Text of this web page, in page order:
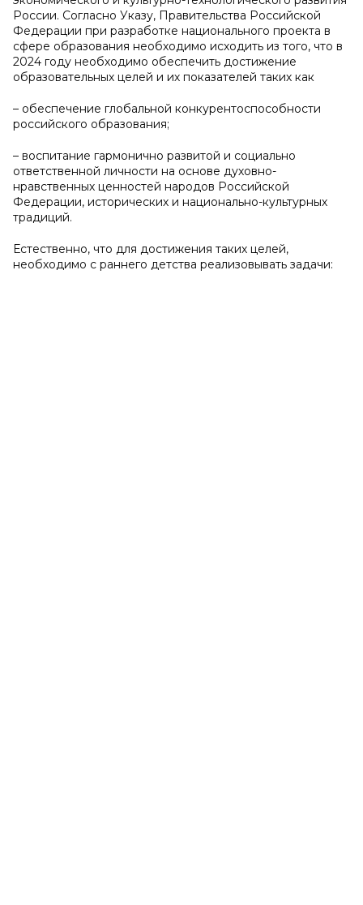
России. Согласно Указу, Правительства Российской
Федерации при разработке национального проекта в
сфере образования необходимо исходить из того, что в
2024 году необходимо обеспечить достижение
образовательных целей и их показателей таких как
– обеспечение глобальной конкурентоспособности
российского образования;
– воспитание гармонично развитой и социально
ответственной личности на основе духовно-
нравственных ценностей народов Российской
Федерации, исторических и национально-культурных
традиций.
Естественно, что для достижения таких целей,
необходимо с раннего детства реализовывать задачи: